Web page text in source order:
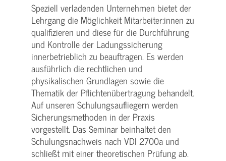
Speziell verladenden Unternehmen bietet der
Lehrgang die Möglichkeit Mitarbeiter:innen zu
qualifizieren und diese für die Durchführung
und Kontrolle der Ladungssicherung
innerbetrieblich zu beauftragen. Es werden
ausführlich die rechtlichen und
physikalischen Grundlagen sowie die
Thematik der Pflichtenübertragung behandelt.
Auf unseren Schulungsaufliegern werden
Sicherungsmethoden in der Praxis
vorgestellt. Das Seminar beinhaltet den
Schulungsnachweis nach VDI 2700a und
schließt mit einer theoretischen Prüfung ab.